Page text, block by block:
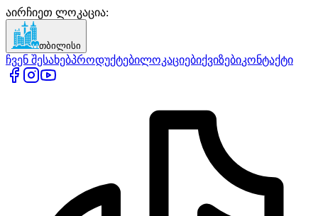
აირჩიეთ ლოკაცია:
თბილისი
ჩვენ შესახებპროდუქტებილოკაციებიქვიზებიკონტაქტი